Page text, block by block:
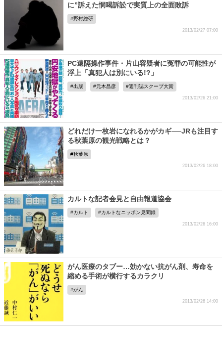
に”訴えた恫喝訴訟で実質上の全面敗訴
野村総研
2013/02/27 07:00
PC遠隔操作事件・片山容疑者に冤罪の可能性が
浮上「真犯人は別にいる!?」
出版 元木昌彦 週刊誌スクープ大賞
2013/02/26 21:00
どれだけ一枚岩になれるかがカギ──JRも注目す
る秋葉原の観光戦略とは？
秋葉原
2013/02/26 18:00
カルトな記者会見と自由報道協会
カルト カルトなニッポン見聞録
2013/02/26 16:00
がん医療のタブー…効かない抗がん剤、寿命を
縮める手術が横行するカラクリ
がん
2013/02/26 14:00